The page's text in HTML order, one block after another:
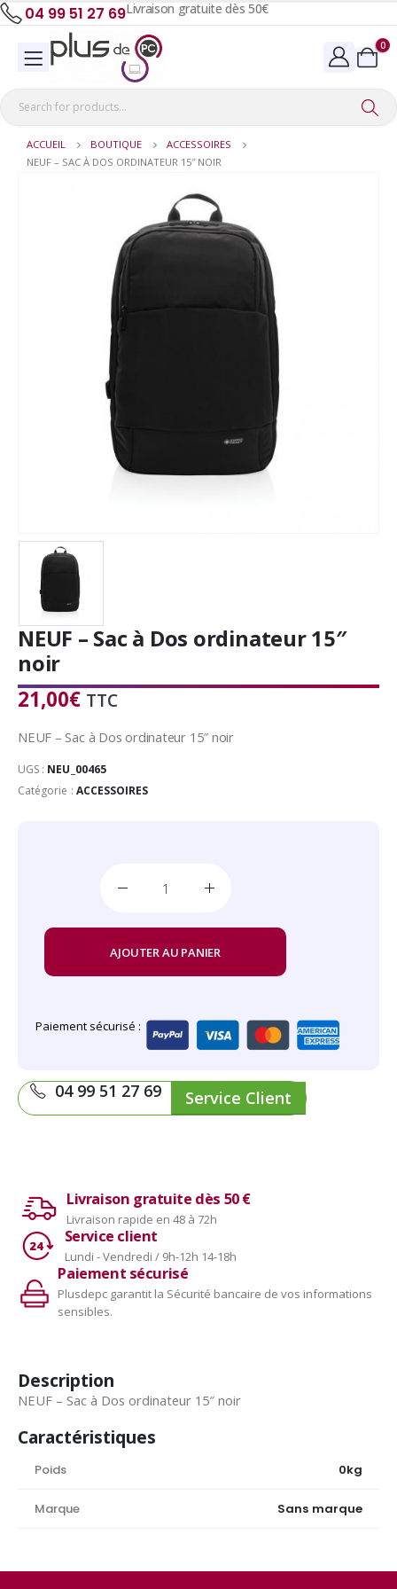
04 99 51 27 69Livraison gratuite dès 50€
0
ACCUEIL BOUTIQUE
ACCESSOIRES
NEUF – SAC À DOS ORDINATEUR 15″ NOIR
NEUF – Sac à Dos ordinateur 15″
noir
21,00€ TTC
NEUF – Sac à Dos ordinateur 15″ noir
UGS : NEU_00465
Catégorie : ACCESSOIRES
AJOUTER AU PANIER
Paiement sécurisé :
04 99 51 27 69 Service Client
Livraison gratuite dès 50 €
Livraison rapide en 48 à 72h
Service client
Lundi - Vendredi / 9h-12h 14-18h
Paiement sécurisé
Plusdepc garantit la Sécurité bancaire de vos informations
sensibles.
Description
NEUF – Sac à Dos ordinateur 15″ noir
Caractéristiques
Poids 0kg
Marque Sans marque